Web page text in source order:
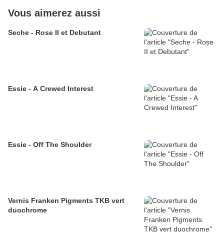
Vous aimerez aussi
Seche - Rose II et Debutant
Essie - A Crewed Interest
Essie - Off The Shoulder
Vernis Franken Pigments TKB vert
duochrome